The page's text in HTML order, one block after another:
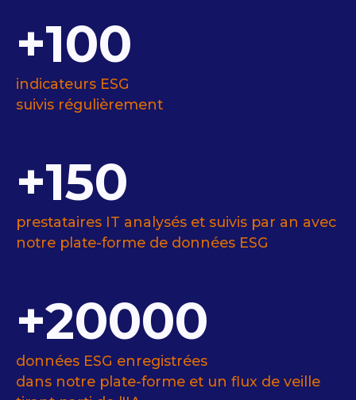
+100
indicateurs ESG
suivis régulièrement
+150
prestataires IT analysés et suivis par an avec
notre plate-forme de données ESG
+20000
données ESG enregistrées
dans notre plate-forme et un flux de veille